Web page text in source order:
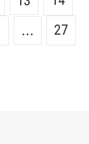
... 27